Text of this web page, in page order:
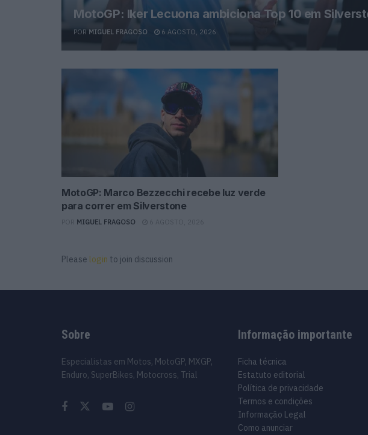
MotoGP: Iker Lecuona ambiciona Top 10 em
POR MIGUEL FRAGOSO 6 AGOSTO, 2026
MotoGP: Marco Bezzecchi recebe luz verde
para correr em Silverstone
MIGUEL FRAGOSO 6 AGOSTO, 2026
Please login to join discussion
Sobre
Especialistas em Motos, MotoGP, MXGP,
Enduro, SuperBikes, Motocross, Trial
Informação importante
Ficha técnica
Estatuto editorial
Política de privacidade
Termos e condições
Informação Legal
Como anunciar